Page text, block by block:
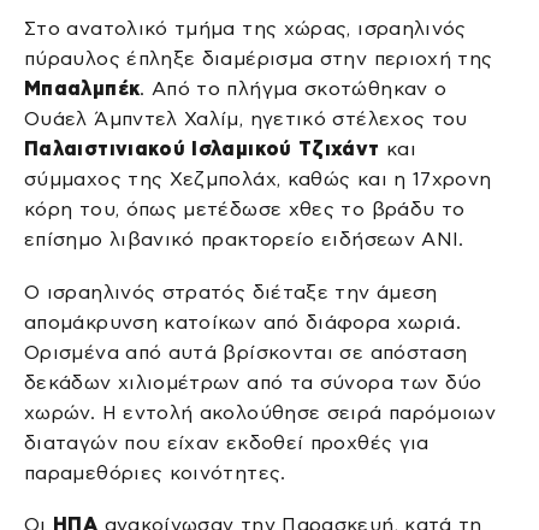
Στο ανατολικό τμήμα της χώρας, ισραηλινός
πύραυλος έπληξε διαμέρισμα στην περιοχή της
Μπααλμπέκ. Από το πλήγμα σκοτώθηκαν ο
Ουάελ Άμπντελ Χαλίμ, ηγετικό στέλεχος του
Παλαιστινιακού Ισλαμικού Τζιχάντ και
σύμμαχος της Χεζμπολάχ, καθώς και η 17χρονη
κόρη του, όπως μετέδωσε χθες το βράδυ το
επίσημο λιβανικό πρακτορείο ειδήσεων ANI.
Ο ισραηλινός στρατός διέταξε την άμεση
απομάκρυνση κατοίκων από διάφορα χωριά.
Ορισμένα από αυτά βρίσκονται σε απόσταση
δεκάδων χιλιομέτρων από τα σύνορα των δύο
χωρών. Η εντολή ακολούθησε σειρά παρόμοιων
διαταγών που είχαν εκδοθεί προχθές για
παραμεθόριες κοινότητες.
Οι ΗΠΑ ανακοίνωσαν την Παρασκευή, κατά τη